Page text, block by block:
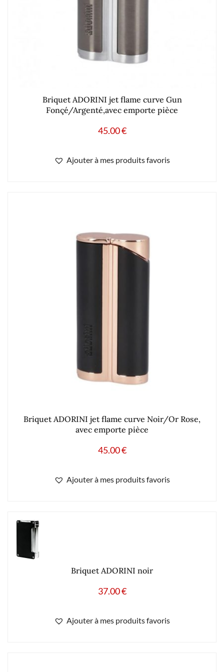
Briquet ADORINI jet flame curve Gun
Fonçé/Argenté,avec emporte pièce
45.00€
Ajouter à mes produits favoris
Briquet ADORINI jet flame curve Noir/Or Rose,
avec emporte pièce
45.00€
Ajouter à mes produits favoris
Briquet ADORINI noir
37.00€
Ajouter à mes produits favoris